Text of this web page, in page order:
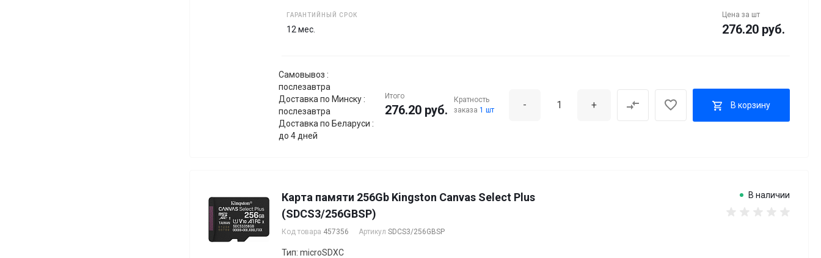
ГАРАНТИЙНЫЙ СРОК
12 мес.
Цена за шт
276.20 руб.
Самовывоз :
послезавтра
Доставка по Минску :
послезавтра
Доставка по Беларуси :
до 4 дней
Итого
276.20 руб.
Кратность
заказа 1 шт - + В корзину
Карта памяти 256Gb Kingston Canvas Select Plus
(SDCS3/256GBSP)
Код товара 457356 Артикул SDCS3/256GBSP
В наличии
Тип: microSDXC